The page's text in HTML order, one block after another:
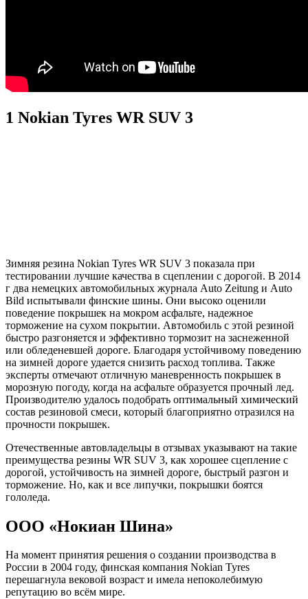
1 Nokian Tyres WR SUV 3
Зимняя резина Nokian Tyres WR SUV 3 показала при
тестировании лучшие качества в сцеплении с дорогой. В 2014
г два немецких автомобильных журнала Auto Zeitung и Auto
Bild испытывали финские шины. Они высоко оценили
поведение покрышек на мокром асфальте, надежное
торможение на сухом покрытии. Автомобиль с этой резиной
быстро разгоняется и эффективно тормозит на заснеженной
или обледеневшей дороге. Благодаря устойчивому поведению
на зимней дороге удается снизить расход топлива. Также
эксперты отмечают отличную маневренность покрышек в
морозную погоду, когда на асфальте образуется прочный лед.
Производителю удалось подобрать оптимальный химический
состав резиновой смеси, который благоприятно отразился на
прочности покрышек.
Отечественные автовладельцы в отзывах указывают на такие
преимущества резины WR SUV 3, как хорошее сцепление с
дорогой, устойчивость на зимней дороге, быстрый разгон и
торможение. Но, как и все липучки, покрышки боятся
гололеда.
ООО «Нокиан Шина»
На момент принятия решения о создании производства в
России в 2004 году, финская компания Nokian Tyres
перешагнула вековой возраст и имела непоколебимую
репутацию во всём мире.